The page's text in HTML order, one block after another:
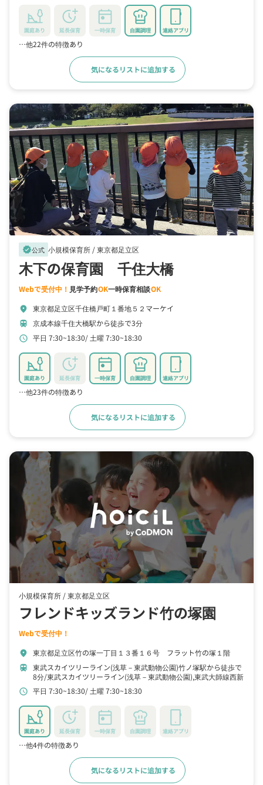
園庭あり 延長保育 一時保育 自園調理 連絡アプリ
…他22件の特徴あり
気になるリストに追加する
verified公式 小規模保育所 /東京都足立区
木下の保育園 千住大橋
Webで受付中！ 見学予約OK一時保育相談OK
location_on 東京都足立区千住橋戸町１番地５２マーケイ
train 京成本線千住大橋駅から徒歩で3分
schedule 平日 7:30~18:30 土曜 7:30~18:30
園庭あり 延長保育 一時保育 自園調理 連絡アプリ
…他23件の特徴あり
気になるリストに追加する
小規模保育所 /東京都足立区
フレンドキッズランド竹の塚園
Webで受付中！
location_on 東京都足立区竹の塚一丁目１３番１６号 フラット竹の塚１階
train
東武スカイツリーライン(浅草－東武動物公園)竹ノ塚駅から徒歩で
8分 東武スカイツリーライン(浅草－東武動物公園),東武大師線西新
井駅から徒歩で26分
東武大師線大師前駅から徒歩で33分
schedule 平日 7:30~18:30 土曜 7:30~18:30
園庭あり 延長保育 一時保育 自園調理 連絡アプリ
…他4件の特徴あり
気になるリストに追加する